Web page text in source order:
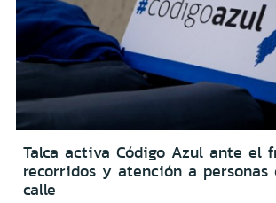
Talca activa Código Azul ante el
recorridos y atención a
calle